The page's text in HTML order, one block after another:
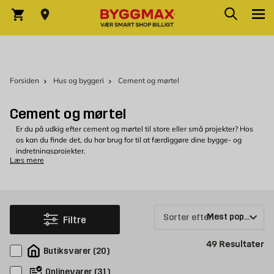
Indkøbskurv Søg
Forsiden Hus og byggeri Cement og mørtel
Cement og mørtel
Er du på udkig efter cement og mørtel til store eller små projekter? Hos
os kan du finde det, du har brug for til at færdiggøre dine bygge- og
indretningsprojekter.
Cement til alle dine projekter
Hvis du er ved at anlægge en ny terrasse, kan du få brug for at støbe
underlag, så du kan få et godt grundlag under plankerne. Hos Byggmax kan
du finde alle slags beton og cement. Som regel skal der bare tilsættes
vand, og så er du i gang med projektet. Skal du have støbt et større
Læs mere
Filtre
Butiksvarer (20)
Onlinevarer (31)
Sorter efter:
49 Resultater